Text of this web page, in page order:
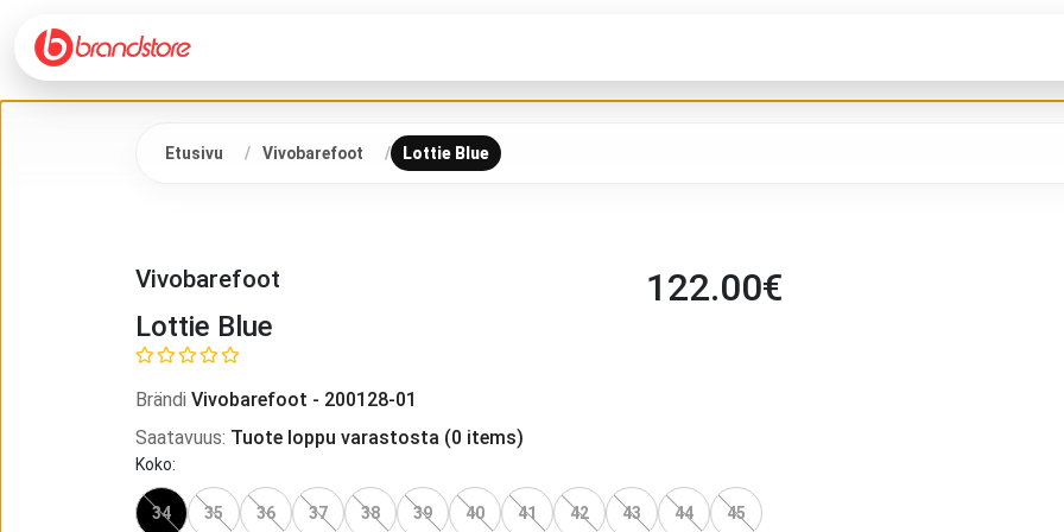
Etusivu Vivobarefoot Lottie Blue
Vivobarefoot 122.00€
Lottie Blue
Brändi Vivobarefoot - 200128-01
Saatavuus: Tuote loppu varastosta (0 items)
Koko:
34 35 36 37 38 39 40 41 42 43 44 45